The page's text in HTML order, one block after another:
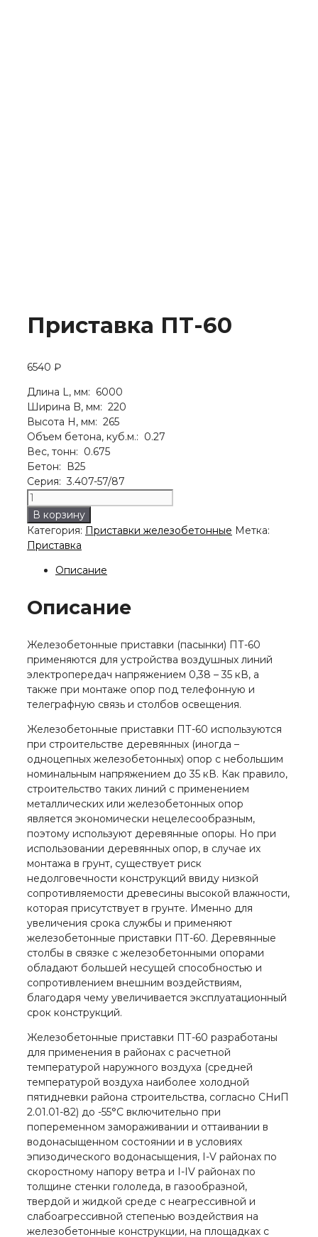
Приставка ПТ-60
6540 ₽
Длина L, мм: 6000
Ширина B, мм: 220
Высота H, мм: 265
Объем бетона, куб.м.: 0.27
Вес, тонн: 0.675
Бетон: В25
Серия: 3.407-57/87
Количество
товара
Приставка
ПТ-60
В корзину
Категория: Приставки железобетонные Метка:
Приставка
Описание
Описание
Железобетонные приставки (пасынки) ПТ-60
применяются для устройства воздушных линий
электропередач напряжением 0,38 – 35 кВ, а
также при монтаже опор под телефонную и
телеграфную связь и столбов освещения.
Железобетонные приставки ПТ-60 используются
при строительстве деревянных (иногда –
одноцепных железобетонных) опор с небольшим
номинальным напряжением до 35 кВ. Как правило,
строительство таких линий с применением
металлических или железобетонных опор
является экономически нецелесообразным,
поэтому используют деревянные опоры. Но при
использовании деревянных опор, в случае их
монтажа в грунт, существует риск
недолговечности конструкций ввиду низкой
сопротивляемости древесины высокой влажности,
которая присутствует в грунте. Именно для
увеличения срока службы и применяют
железобетонные приставки ПТ-60. Деревянные
столбы в связке с железобетонными опорами
обладают большей несущей способностью и
сопротивлением внешним воздействиям,
благодаря чему увеличивается эксплуатационный
срок конструкций.
Железобетонные приставки ПТ-60 разработаны
для применения в районах с расчетной
температурой наружного воздуха (средней
температурой воздуха наиболее холодной
пятидневки района строительства, согласно СНиП
2.01.01-82) до -55°С включительно при
попеременном замораживании и оттаивании в
водонасыщенном состоянии и в условиях
эпизодического водонасыщения, I-V районах по
скоростному напору ветра и I-IV районах по
толщине стенки гололеда, в газообразной,
твердой и жидкой среде с неагрессивной и
слабоагрессивной степенью воздействия на
железобетонные конструкции, на площадках с